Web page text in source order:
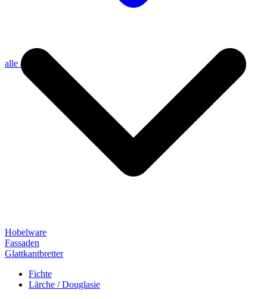
alle anzeigen
Hobelware
Fassaden
Glattkantbretter
Fichte
Lärche / Douglasie